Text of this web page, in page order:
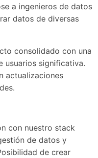
a ingenieros de datos
datos de diversas
consolidado con una
usuarios significativa.
actualizaciones
con nuestro stack
de datos y
de crear